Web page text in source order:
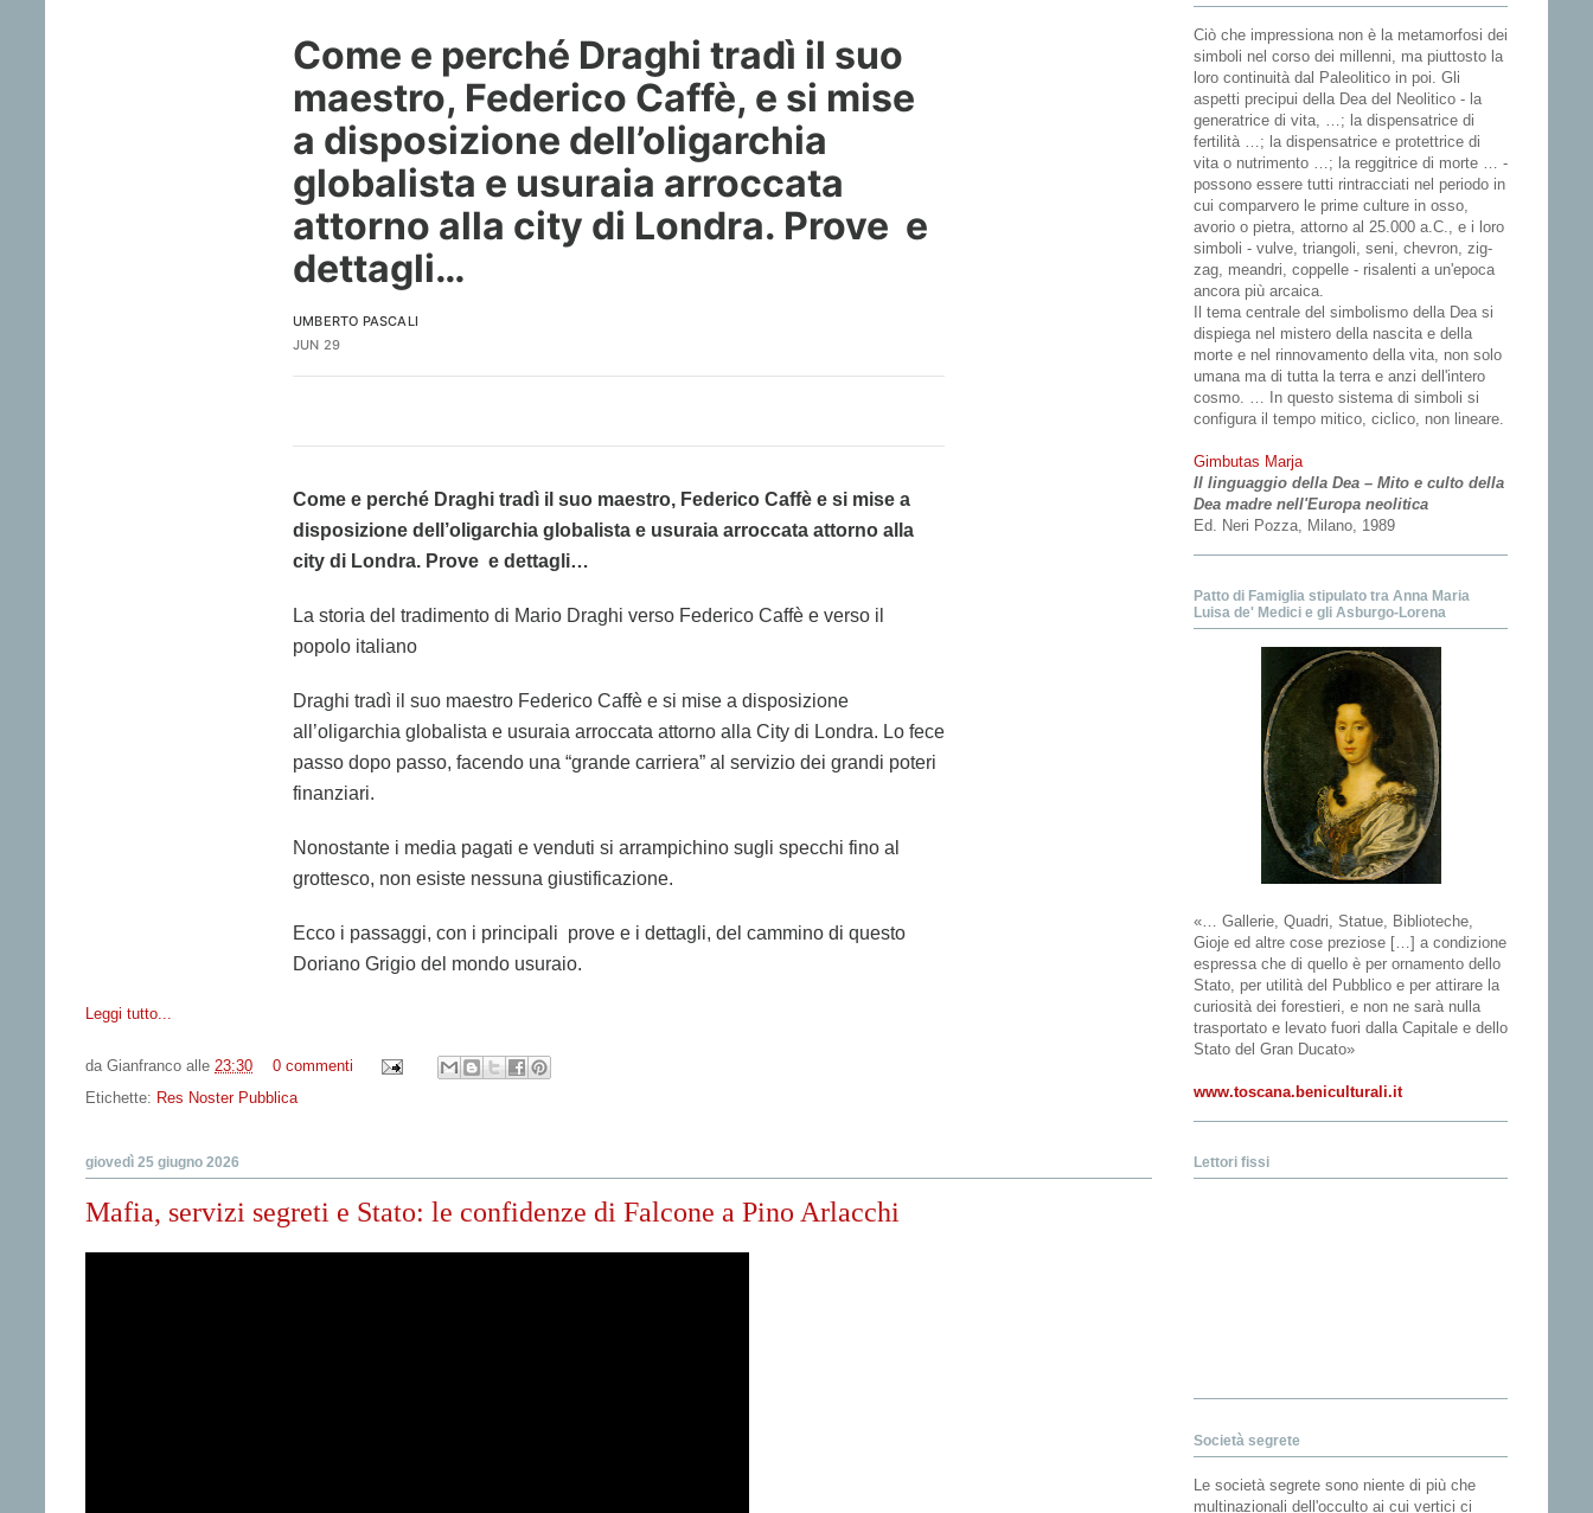
Come e perché Draghi tradì il suo
maestro, Federico Caffè, e si mise
a disposizione dell’oligarchia
globalista e usuraia arroccata
attorno alla city di Londra. Prove e
dettagli…
UMBERTO PASCALI
JUN 29
Come e perché Draghi tradì il suo maestro, Federico Caffè e si mise a
disposizione dell’oligarchia globalista e usuraia arroccata attorno alla
city di Londra. Prove e dettagli…
La storia del tradimento di Mario Draghi verso Federico Caffè e verso il
popolo italiano
Draghi tradì il suo maestro Federico Caffè e si mise a disposizione
all’oligarchia globalista e usuraia arroccata attorno alla City di Londra. Lo fece
passo dopo passo, facendo una “grande carriera” al servizio dei grandi poteri
finanziari.
Nonostante i media pagati e venduti si arrampichino sugli specchi fino al
grottesco, non esiste nessuna giustificazione.
Ecco i passaggi, con i principali prove e i dettagli, del cammino di questo
Doriano Grigio del mondo usuraio.
Leggi tutto...
da Gianfranco alle 23:30
0 commenti
Etichette: Res Noster Pubblica
giovedì 25 giugno 2026
Mafia, servizi segreti e Stato: le confidenze di Falcone a Pino Arlacchi
Ciò che impressiona non è la metamorfosi dei
simboli nel corso dei millenni, ma piuttosto la
loro continuità dal Paleolitico in poi. Gli
aspetti precipui della Dea del Neolitico - la
generatrice di vita, …; la dispensatrice di
fertilità …; la dispensatrice e protettrice di
vita o nutrimento …; la reggitrice di morte … -
possono essere tutti rintracciati nel periodo in
cui comparvero le prime culture in osso,
avorio o pietra, attorno al 25.000 a.C., e i loro
simboli - vulve, triangoli, seni, chevron, zig-
zag, meandri, coppelle - risalenti a un'epoca
ancora più arcaica.
Il tema centrale del simbolismo della Dea si
dispiega nel mistero della nascita e della
morte e nel rinnovamento della vita, non solo
umana ma di tutta la terra e anzi dell'intero
cosmo. … In questo sistema di simboli si
configura il tempo mitico, ciclico, non lineare.
Gimbutas Marja
Il linguaggio della Dea – Mito e culto della
Dea madre nell'Europa neolitica
Ed. Neri Pozza, Milano, 1989
Patto di Famiglia stipulato tra Anna Maria
Luisa de' Medici e gli Asburgo-Lorena
«… Gallerie, Quadri, Statue, Biblioteche,
Gioje ed altre cose preziose […] a condizione
espressa che di quello è per ornamento dello
Stato, per utilità del Pubblico e per attirare la
curiosità dei forestieri, e non ne sarà nulla
trasportato e levato fuori dalla Capitale e dello
Stato del Gran Ducato»
www.toscana.beniculturali.it
Lettori fissi
Società segrete
Le società segrete sono niente di più che
multinazionali dell'occulto ai cui vertici ci